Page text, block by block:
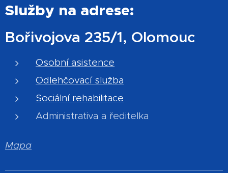
Služby na adrese:
Bořivojova 235/1, Olomouc
Osobní asistence
Odlehčovací služba
Sociální rehabilitace
Administrativa a ředitelka
Mapa